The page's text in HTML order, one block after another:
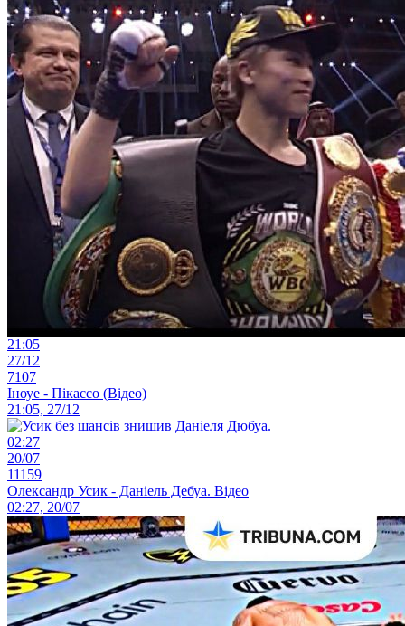
21:05
27/12
7107
Іноуе - Пікассо (Відео)
21:05, 27/12
02:27
20/07
11159
Олександр Усик - Даніель Дебуа. Відео
02:27, 20/07